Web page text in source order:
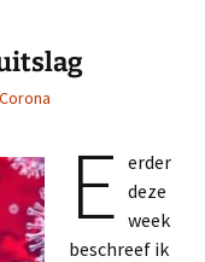
Corona
E erder
deze
week
beschreef ik